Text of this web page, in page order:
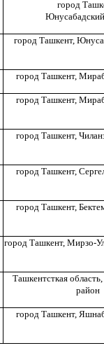
город
город Ташкент,
город Ташкент,
город Ташкент,
город Ташкент,
город Ташкент,
город Ташкент,
город Ташкент, Мирзо-
Ташкентсткая область,
район
город Ташкент,